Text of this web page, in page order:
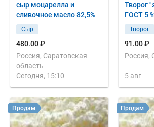
сыр моцарелла и
сливочное масло 82,5%
Сыр
480.00 ₽
Россия, Саратовская
область
Сегодня, 15:10
Творог
Творог
91.00 ₽
Россия,
5 авг
Продам Продам